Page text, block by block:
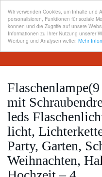
Wir verwenden Cookies, um Inhalte und
personalisieren, Funktionen für soziale
können und die Zugriffe auf unsere
Informationen zu Ihrer Nutzung unserer
Werbung und Analysen weiter. Mehr
Skip
content
mit
leds
licht,
Party, Garten,
Weihnachten,